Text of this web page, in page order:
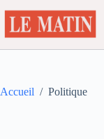
au
contenu
Accueil / Politique